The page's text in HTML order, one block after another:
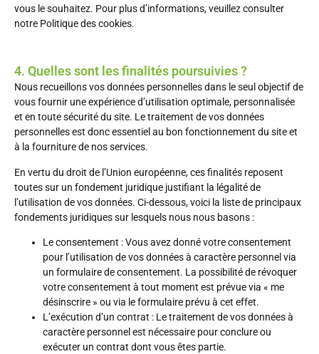
vous le souhaitez. Pour plus d’informations, veuillez consulter
notre Politique des cookies.
4. Quelles sont les finalités poursuivies ?
Nous recueillons vos données personnelles dans le seul objectif de
vous fournir une expérience d’utilisation optimale, personnalisée
et en toute sécurité du site. Le traitement de vos données
personnelles est donc essentiel au bon fonctionnement du site et
à la fourniture de nos services.
En vertu du droit de l’Union européenne, ces finalités reposent
toutes sur un fondement juridique justifiant la légalité de
l’utilisation de vos données. Ci-dessous, voici la liste de principaux
fondements juridiques sur lesquels nous nous basons :
Le consentement : Vous avez donné votre consentement
pour l’utilisation de vos données à caractère personnel via
un formulaire de consentement. La possibilité de révoquer
votre consentement à tout moment est prévue via « me
désinscrire » ou via le formulaire prévu à cet effet.
L’exécution d’un contrat : Le traitement de vos données à
caractère personnel est nécessaire pour conclure ou
exécuter un contrat dont vous êtes partie.